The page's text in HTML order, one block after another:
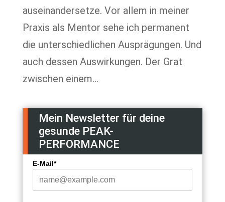
auseinandersetze. Vor allem in meiner
Praxis als Mentor sehe ich permanent
die unterschiedlichen Ausprägungen. Und
auch dessen Auswirkungen. Der Grat
zwischen einem...
Mein Newsletter für deine
gesunde PEAK-
PERFORMANCE
E-Mail*